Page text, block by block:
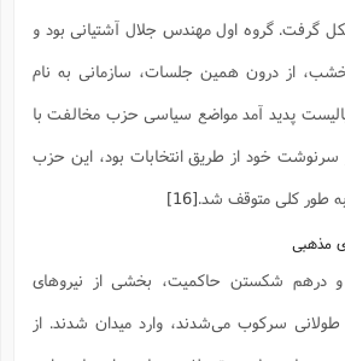
گرفت. گروه اول مهندس جلال آشتیانی بود و
از درون همین جلسات، سازمانی به نام
پدید آمد مواضع سیاسی حزب مخالفت با
سرنوشت خود از طریق انتخابات بود، این حزب
[16]
مذهبی
شکستن حاکمیت، بخشی از نیروهای
سرکوب می‌شدند، وارد میدان شدند. از